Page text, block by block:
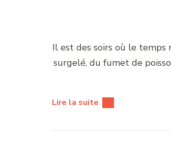
Il est des soirs où le temps
surgelé, du fumet de
Lire la suite